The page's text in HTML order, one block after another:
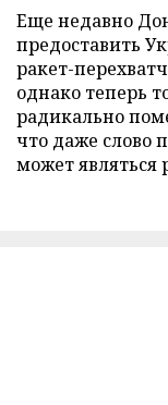
Еще недавно
предоставить
ракет-
однако теперь
радикально
что даже слово
может